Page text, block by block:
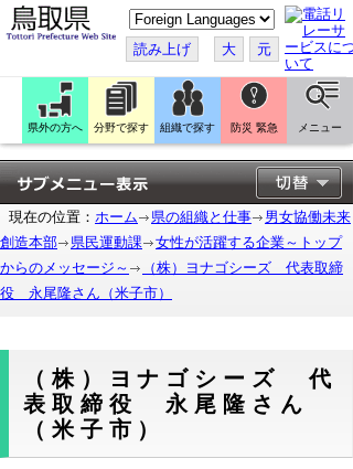
こ
の
ペ
ー
ジ
翻
訳
す
る
読み上げ 大 元
県外の方へ 分野で探す 組織で探す 防災 緊急 メニュー
現在の位置： ホーム 県の組織と仕事
男女協働未来
創造本部
県民運動課
女性が活躍する企業～トップ
からのメッセージ～
（株）ヨナゴシーズ 代表取締
役 永尾隆さん（米子市）
（株）ヨナゴシーズ 代
表取締役 永尾隆さん
（米子市）